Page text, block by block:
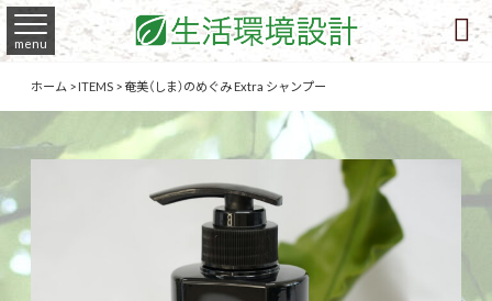
menu 
ホーム>ITEMS>奄美（しま）のめぐみ Extra シャンプー